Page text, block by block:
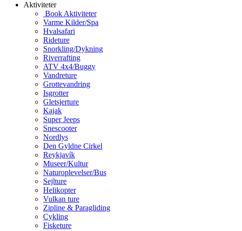
Aktiviteter
Book Aktiviteter
Varme Kilder/Spa
Hvalsafari
Rideture
Snorkling/Dykning
Riverrafting
ATV 4x4/Buggy
Vandreture
Grottevandring
Isgrotter
Gletsjerture
Kajak
Super Jeeps
Snescooter
Nordlys
Den Gyldne Cirkel
Reykjavík
Museer/Kultur
Naturoplevelser/Bus
Sejlture
Helikopter
Vulkan ture
Zipline & Paragliding
Cykling
Fisketure